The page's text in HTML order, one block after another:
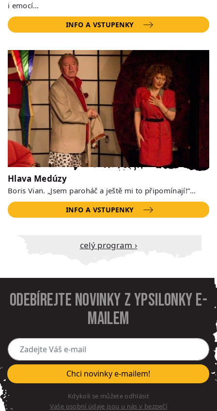
i emocí…
INFO A VSTUPENKY
Hlava Medúzy
Boris Vian. „Jsem paroháč a ještě mi to připomínají!“…
INFO A VSTUPENKY
Celý program ›
Odebírejte novinky z Ypsilonky e-
mailem
Zadejte Váš e-mail
Chci novinky e-mailem!
Kdykoli se můžete odhlásit
Vaše osobní údaje jsou u nás v bezpečí